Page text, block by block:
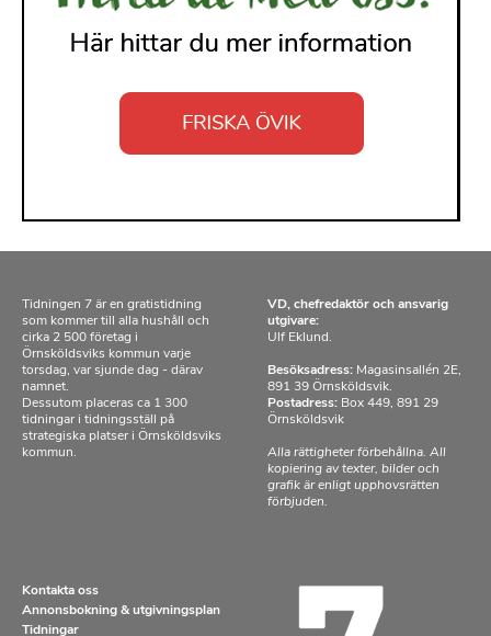
Tidningen 7 är en gratistidning
som kommer till alla hushåll och
cirka 2 500 företag i
Örnsköldsviks kommun varje
torsdag, var sjunde dag - därav
namnet.
Dessutom placeras ca 1 300
tidningar i tidningsställ på
strategiska platser i Örnsköldsviks
kommun.
VD, chefredaktör och ansvarig
utgivare:
Ulf Eklund.
Besöksadress: Magasinsallén 2E,
891 39 Örnsköldsvik.
Postadress: Box 449, 891 29
Örnsköldsvik
Alla rättigheter förbehållna. All
kopiering av texter, bilder och
grafik är enligt upphovsrätten
förbjuden.
Kontakta oss
Annonsbokning & utgivningsplan
Tidningar